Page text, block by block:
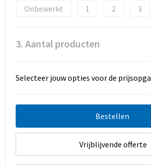
Onbewerkt
1 2 3
3. Aantal producten
Selecteer jouw opties voor de
Bestellen
Vrijblijvende offerte